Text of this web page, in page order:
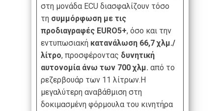
στη μονάδα ECU διασφαλίζουν τόσο
τη συμμόρφωση με τις
προδιαγραφές EURO5+, όσο και την
εντυπωσιακή κατανάλωση 66,7 χλμ./
λίτρο, προσφέροντας δυνητική
αυτονομία άνω των 700 χλμ. από το
ρεζερβουάρ των 11 λίτρων.Η
μεγαλύτερη αναβάθμιση στη
δοκιμασμένη φόρμουλα του κινητήρα